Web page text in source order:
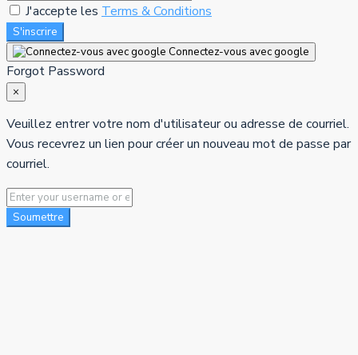
J'accepte les Terms & Conditions
S'inscrire
Connectez-vous avec google
Forgot Password
×
Veuillez entrer votre nom d'utilisateur ou adresse de courriel.
Vous recevrez un lien pour créer un nouveau mot de passe par
courriel.
Soumettre